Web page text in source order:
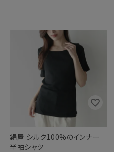
絹屋 シルク100%のインナー
半袖シャツ